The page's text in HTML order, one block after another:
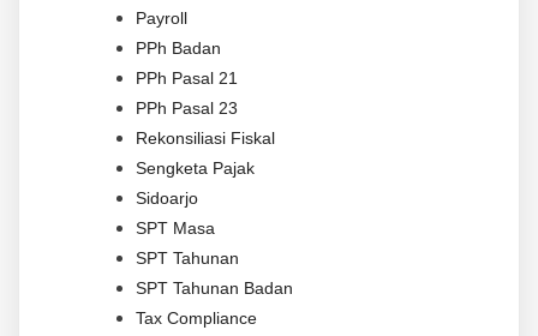
Payroll
PPh Badan
PPh Pasal 21
PPh Pasal 23
Rekonsiliasi Fiskal
Sengketa Pajak
Sidoarjo
SPT Masa
SPT Tahunan
SPT Tahunan Badan
Tax Compliance